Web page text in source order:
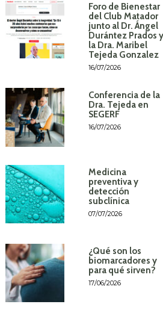
Foro de Bienestar
del Club Matador
junto al Dr. Ángel
Durántez Prados y
la Dra. Maribel
Tejeda Gonzalez
16/07/2026
Conferencia de la
Dra. Tejeda en
SEGERF
16/07/2026
Medicina
preventiva y
detección
subclínica
07/07/2026
¿Qué son los
biomarcadores y
para qué sirven?
17/06/2026